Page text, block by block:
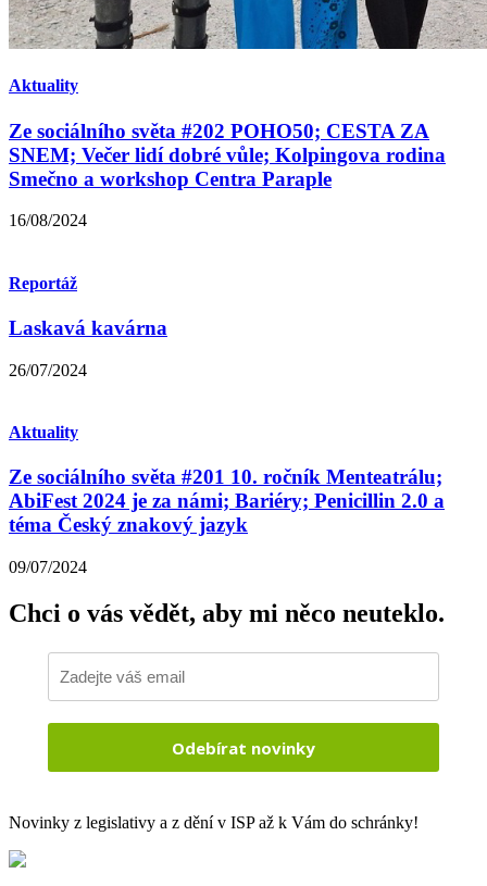
Aktuality
Ze sociálního světa #202 POHO50; CESTA ZA
SNEM; Večer lidí dobré vůle; Kolpingova rodina
Smečno a workshop Centra Paraple
16/08/2024
Reportáž
Laskavá kavárna
26/07/2024
Aktuality
Ze sociálního světa #201 10. ročník Menteatrálu;
AbiFest 2024 je za námi; Bariéry; Penicillin 2.0 a
téma Český znakový jazyk
09/07/2024
Chci o vás vědět, aby mi něco neuteklo.
Odebírat novinky
Novinky z legislativy a z dění v ISP až k Vám do schránky!